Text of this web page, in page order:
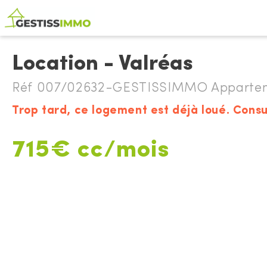
Location - Valréas
Réf 007/02632-GESTISSIMMO
Trop tard, ce logement est déjà loué.
715€ cc/mois